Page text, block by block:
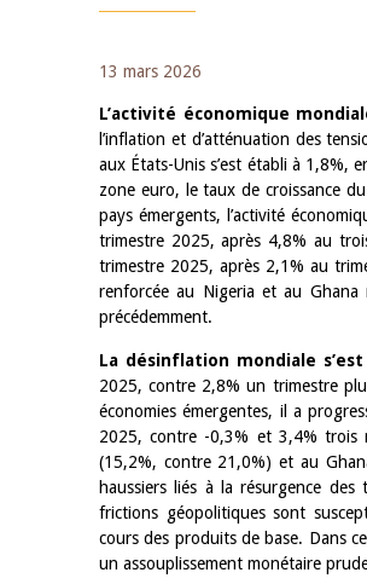
13 mars 2026
L’activité économique
l’inflation et d’atténuation des
aux États-Unis s’est établi à 1,8%,
zone euro, le taux de croissance
pays émergents, l’activité
trimestre 2025, après 4,8% au
trimestre 2025, après 2,1% au
renforcée au Nigeria et au
précédemment.
La désinflation mondiale
2025, contre 2,8% un trimestre
économies émergentes, il a
2025, contre -0,3% et 3,4% trois
(15,2%, contre 21,0%) et au
haussiers liés à la résurgence
frictions géopolitiques sont
cours des produits de base. Dans
un assouplissement monétaire